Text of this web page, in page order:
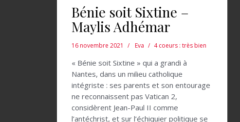
Bénie soit Sixtine –
Maylis Adhémar
16 novembre 2021 Eva 4 coeurs : très bien
« Bénie soit Sixtine » qui a grandi à
Nantes, dans un milieu catholique
intégriste : ses parents et son entourage
ne reconnaissent pas Vatican 2,
considèrent Jean-Paul II comme
l’antéchrist, et sur l’échiquier politique se